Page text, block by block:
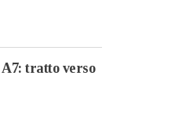
tratto verso